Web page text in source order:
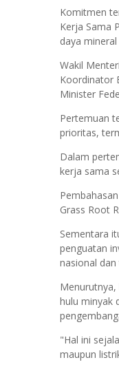
Komitmen
Kerja Sama
daya
Wakil
Koordinator
Minister
Pertemuan
prioritas,
Dalam
kerja sama
Grass Root
Sementara
penguatan
nasional
hulu minyak
"Hal ini
maupun